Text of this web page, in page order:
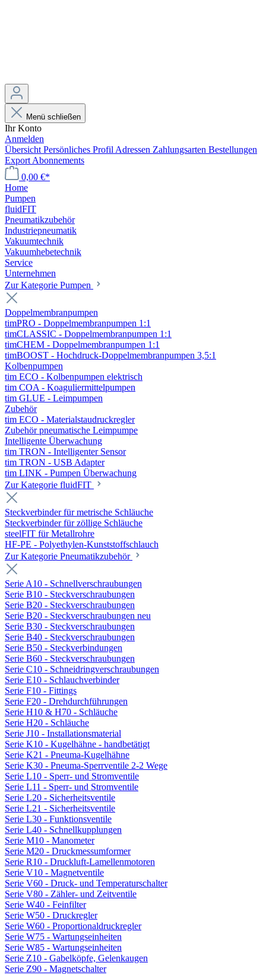
Menü schließen
Ihr Konto
Anmelden
Übersicht Persönliches Profil Adressen Zahlungsarten Bestellungen
Export Abonnements
0,00 €*
Home
Pumpen
fluidFIT
Pneumatikzubehör
Industriepneumatik
Vakuumtechnik
Vakuumhebetechnik
Service
Unternehmen
Zur Kategorie Pumpen
Doppelmembranpumpen
timPRO - Doppelmembranpumpen 1:1
timCLASSIC - Doppelmembranpumpen 1:1
timCHEM - Doppelmembranpumpen 1:1
timBOOST - Hochdruck-Doppelmembranpumpen 3,5:1
Kolbenpumpen
tim ECO - Kolbenpumpen elektrisch
tim COA - Koaguliermittelpumpen
tim GLUE - Leimpumpen
Zubehör
tim ECO - Materialstaudruckregler
Zubehör pneumatische Leimpumpe
Intelligente Überwachung
tim TRON - Intelligenter Sensor
tim TRON - USB Adapter
tim LINK - Pumpen Überwachung
Zur Kategorie fluidFIT
Steckverbinder für metrische Schläuche
Steckverbinder für zöllige Schläuche
steelFIT für Metallrohre
HF-PE - Polyethylen-Kunststoffschlauch
Zur Kategorie Pneumatikzubehör
Serie A10 - Schnellverschraubungen
Serie B10 - Steckverschraubungen
Serie B20 - Steckverschraubungen
Serie B20 - Steckverschraubungen neu
Serie B30 - Steckverschraubungen
Serie B40 - Steckverschraubungen
Serie B50 - Steckverbindungen
Serie B60 - Steckverschraubungen
Serie C10 - Schneidringverschraubungen
Serie E10 - Schlauchverbinder
Serie F10 - Fittings
Serie F20 - Drehdurchführungen
Serie H10 & H70 - Schläuche
Serie H20 - Schläuche
Serie J10 - Installationsmaterial
Serie K10 - Kugelhähne - handbetätigt
Serie K21 - Pneuma-Kugelhähne
Serie K30 - Pneuma-Sperrventile 2-2 Wege
Serie L10 - Sperr- und Stromventile
Serie L11 - Sperr- und Stromventile
Serie L20 - Sicherheitsventile
Serie L21 - Sicherheitsventile
Serie L30 - Funktionsventile
Serie L40 - Schnellkupplungen
Serie M10 - Manometer
Serie M20 - Druckmessumformer
Serie R10 - Druckluft-Lamellenmotoren
Serie V10 - Magnetventile
Serie V60 - Druck- und Temperaturschalter
Serie V80 - Zähler- und Zeitventile
Serie W40 - Feinfilter
Serie W50 - Druckregler
Serie W60 - Proportionaldruckregler
Serie W75 - Wartungseinheiten
Serie W85 - Wartungseinheiten
Serie Z10 - Gabelköpfe, Gelenkaugen
Serie Z90 - Magnetschalter